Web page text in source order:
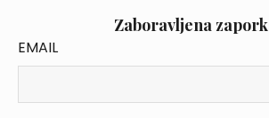
Zaboravljena
EMAIL